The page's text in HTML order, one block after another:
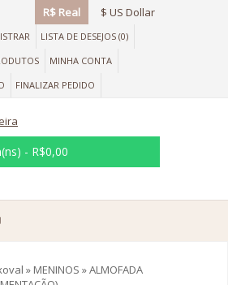
R$ Real $ US Dollar
LISTA DE DESEJOS (0)
MINHA CONTA
FINALIZAR PEDIDO
- R$0,00
» MENINOS »ALMOFADA